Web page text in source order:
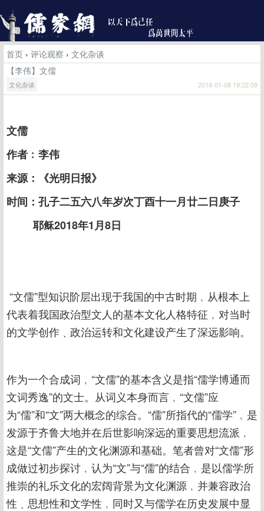
首页 › 评论观察 › 文化杂谈
【李伟】文儒
文化杂谈 2018-01-08 19:22:09
文儒
作者﹕李伟
来源：《光明日报》
时间：孔子二五六八年岁次丁酉十一月廿二日庚子
耶稣2018年1月8日
“文儒”型知识阶层出现于我国的中古时期﹐从根本上
代表着我国政治型文人的基本文化人格特征﹐对当时
的文学创作﹑政治运转和文化建设产生了深远影响。
作为一个合成词﹐“文儒”的基本含义是指“儒学博通而
文词秀逸”的文士。从词义本身而言﹐“文儒”应
为“儒”和“文”两大概念的综合。“儒”所指代的“儒学”﹐是
发源于齐鲁大地并在后世影响深远的重要思想流派﹐
这是“文儒”产生的文化渊源和基础。笔者曾对“文儒”形
成做过初步探讨﹐认为“文”与“儒”的结合﹐是以儒学所
推崇的礼乐文化的宏阔背景为文化渊源﹐并兼容政治
性﹑思想性和文学性﹐同时又与儒学在历史发展中显